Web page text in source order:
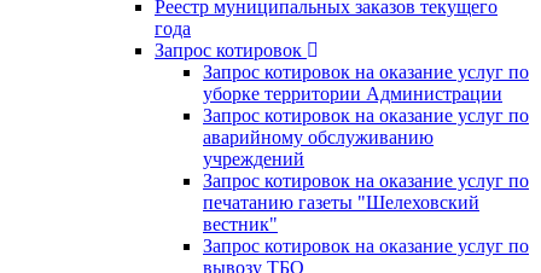
Реестр муниципальных заказов текущего
года
Запрос котировок
Запрос котировок на оказание услуг по
уборке территории Администрации
Запрос котировок на оказание услуг по
аварийному обслуживанию
учреждений
Запрос котировок на оказание услуг по
печатанию газеты "Шелеховский
вестник"
Запрос котировок на оказание услуг по
вывозу ТБО